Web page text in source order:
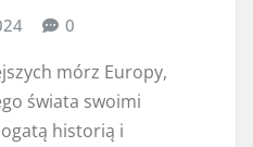
0
mórz Europy,
świata swoimi
historią i